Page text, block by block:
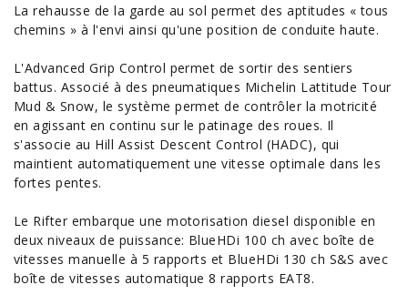
La rehausse de la garde au sol permet des aptitudes « tous
chemins » à l'envi ainsi qu'une position de conduite haute.
L'Advanced Grip Control permet de sortir des sentiers
battus. Associé à des pneumatiques Michelin Lattitude Tour
Mud & Snow, le système permet de contrôler la motricité
en agissant en continu sur le patinage des roues. Il
s'associe au Hill Assist Descent Control (HADC), qui
maintient automatiquement une vitesse optimale dans les
fortes pentes.
Le Rifter embarque une motorisation diesel disponible en
deux niveaux de puissance: BlueHDi 100 ch avec boîte de
vitesses manuelle à 5 rapports et BlueHDi 130 ch S&S avec
boîte de vitesses automatique 8 rapports EAT8.